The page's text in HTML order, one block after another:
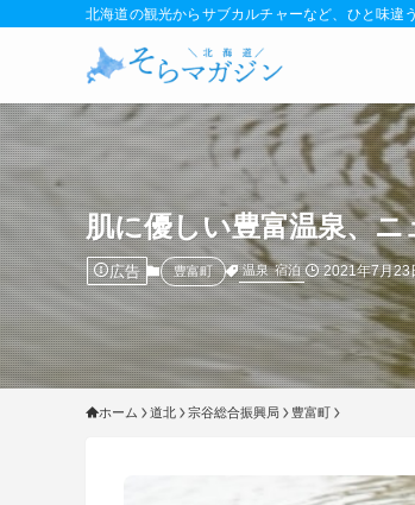
北海道の観光からサブカルチャーなど、ひと味違
肌に優しい豊富温泉、
広告 豊富町 温泉 宿泊 2021年7月23
ホーム 道北 宗谷総合振興局 豊富町